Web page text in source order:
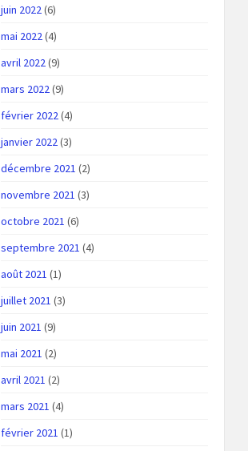
juin 2022(6)
mai 2022(4)
avril 2022(9)
mars 2022(9)
février 2022(4)
janvier 2022(3)
décembre 2021 (2)
novembre 2021 (3)
octobre 2021 (6)
septembre 2021 (4)
août 2021 (1)
juillet 2021 (3)
juin 2021 (9)
mai 2021 (2)
avril 2021 (2)
mars 2021 (4)
février 2021 (1)